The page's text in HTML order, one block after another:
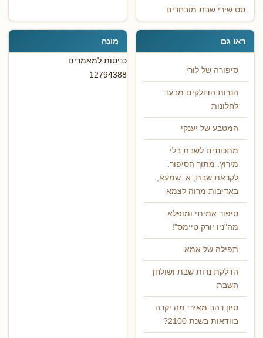
סט שירי שבת מובחרים
ראו גם
סיפורה של לורי
הנרות הדולקים מבעד
לחלונות
המטבע של יענקי
מתכוננים לשבת בלי
מירוץ: מתוך הסיפור:
לקראת שבת, א. שמעא,
באדיבות מרוה לצמא
סיפור אמיתי ומופלא
מה"ניו יורק טיימס"!
תפילה של אמא
הדלקת נרות שבת ושולחן
השבת
סיון רהב מאיר: מה יקרה
בוודאות בשנת 2100?
מונה
כניסות למאמרים
12794388